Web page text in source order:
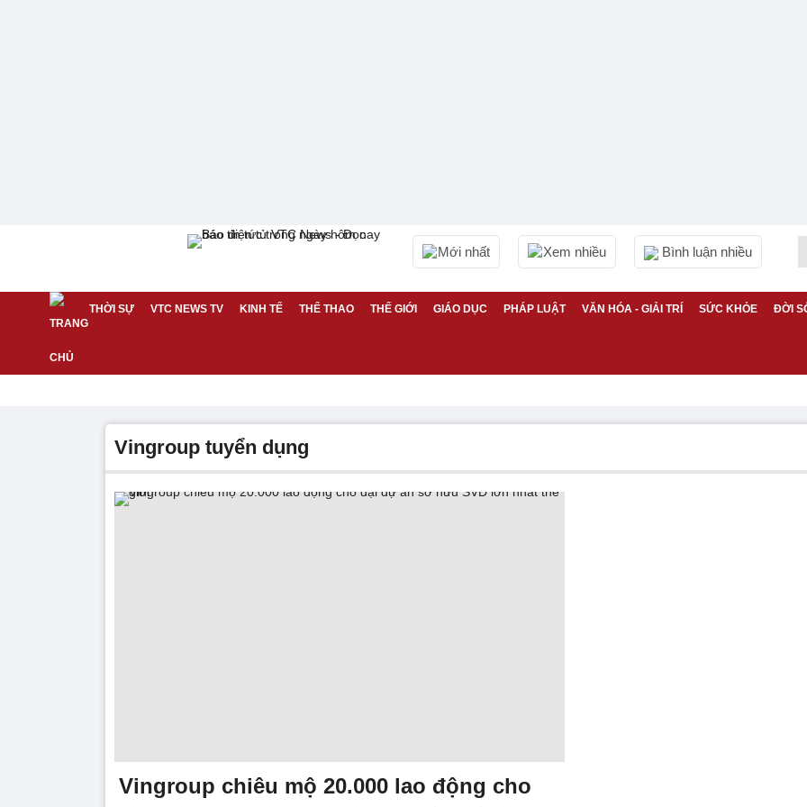
Mới nhất Xem nhiều Bình luận nhiều
THỜI SỰ VTC NEWS TV KINH TẾ THỂ THAO THẾ GIỚI GIÁO DỤC PHÁP LUẬT VĂN HÓA - GIẢI TRÍ SỨC KHỎE ĐỜI
Vingroup tuyển dụng
Vingroup chiêu mộ 20.000 lao động cho